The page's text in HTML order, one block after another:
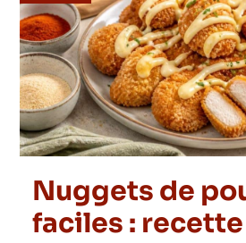
Nuggets de
faciles :